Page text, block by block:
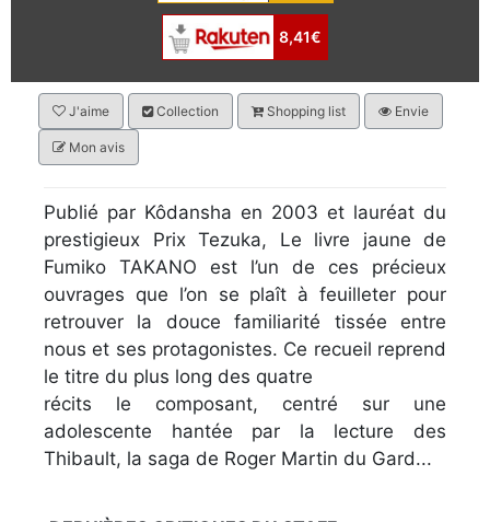
8,41€
J'aime Collection Shopping list Envie
Mon avis
Publié par Kôdansha en 2003 et lauréat du
prestigieux Prix Tezuka, Le livre jaune de
Fumiko TAKANO est l’un de ces précieux
ouvrages que l’on se plaît à feuilleter pour
retrouver la douce familiarité tissée entre
nous et ses protagonistes. Ce recueil reprend
le titre du plus long des quatre
récits le composant, centré sur une
adolescente hantée par la lecture des
Thibault, la saga de Roger Martin du Gard...